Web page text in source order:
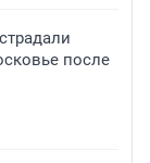
после